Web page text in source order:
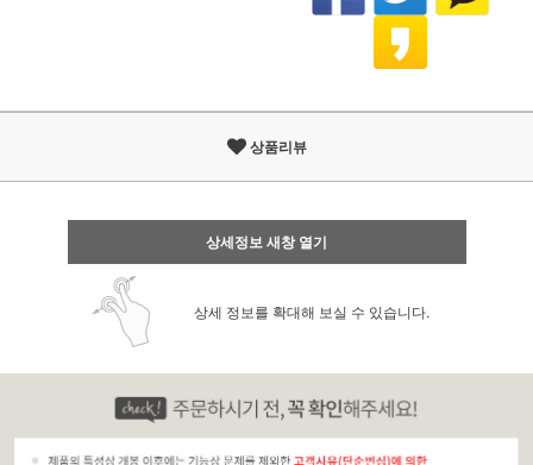
상품리뷰
상세정보 새창 열기
상세 정보를 확대해 보실 수 있습니다.